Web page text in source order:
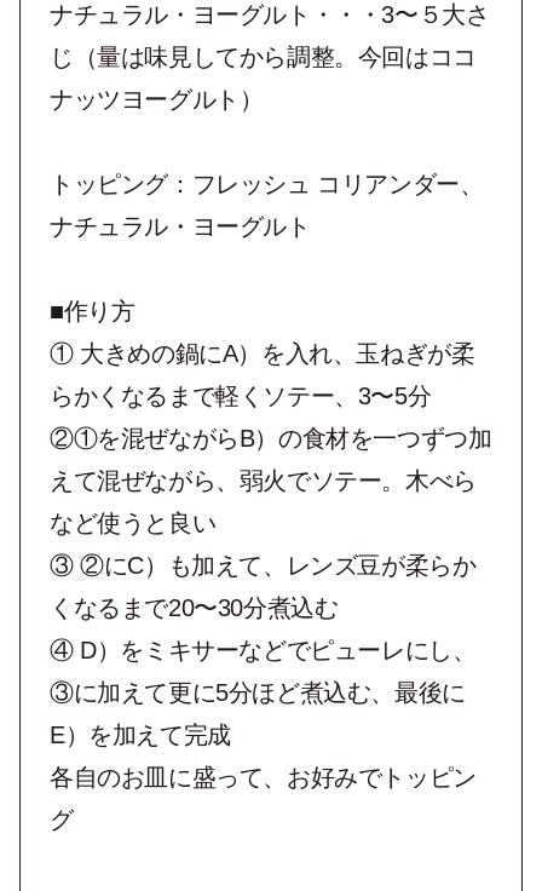
ナチュラル・ヨーグルト・・・3〜５⼤さ
じ（量は味⾒してから調整。今回はココ
ナッツヨーグルト）
トッピング：フレッシュ コリアンダー、
ナチュラル・ヨーグルト
■作り方
① ⼤きめの鍋にA）を入れ、⽟ねぎが柔
らかくなるまで軽くソテー、3〜5分
②①を混ぜながらB）の食材を⼀つずつ加
えて混ぜながら、弱⽕でソテー。⽊べら
など使うと良い
③ ②にC）も加えて、レンズ⾖が柔らか
くなるまで20〜30分煮込む
④ D）をミキサーなどでピューレにし、
③に加えて更に5分ほど煮込む、最後に
E）を加えて完成
各自のお皿に盛って、お好みでトッピン
グ